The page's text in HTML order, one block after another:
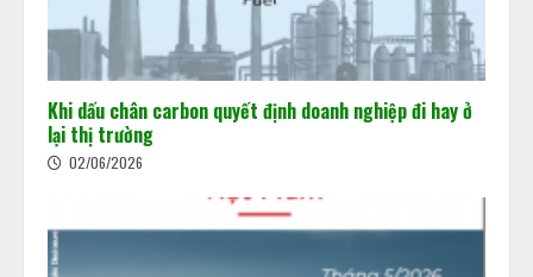
Khi dấu chân carbon quyết định doanh nghiệp đi hay ở
lại thị trường
02/06/2026